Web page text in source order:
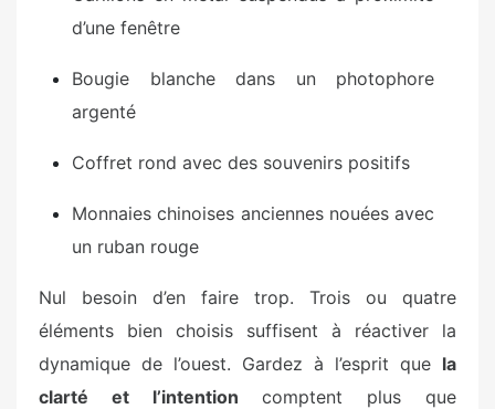
d’une fenêtre
Bougie blanche dans un photophore
argenté
Coffret rond avec des souvenirs positifs
Monnaies chinoises anciennes nouées avec
un ruban rouge
Nul besoin d’en faire trop. Trois ou quatre
éléments bien choisis suffisent à réactiver la
dynamique de l’ouest. Gardez à l’esprit que la
clarté et l’intention comptent plus que